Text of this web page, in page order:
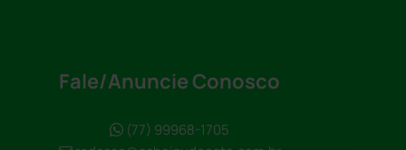
Fale/Anuncie Conosco
(77) 99968-1705